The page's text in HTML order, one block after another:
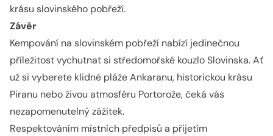
krásu slovinského pobřeží.
Závěr
Kempování na slovinském pobřeží nabízí jedinečnou
příležitost vychutnat si středomořské kouzlo Slovinska. Ať
už si vyberete klidné pláže Ankaranu, historickou krásu
Piranu nebo živou atmosféru Portorože, čeká vás
nezapomenutelný zážitek.
Respektováním místních předpisů a přijetím